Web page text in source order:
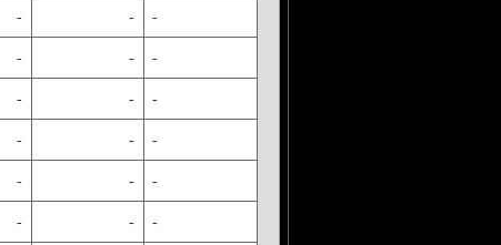
- - -
- - -
- - -
- - -
- - -
- - -